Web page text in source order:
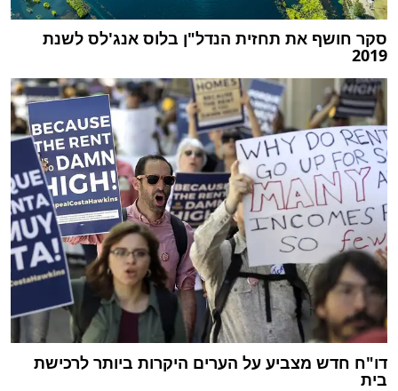
סקר חושף את תחזית הנדל"ן בלוס אנג'לס לשנת
2019
דו"ח חדש מצביע על הערים היקרות ביותר לרכישת
בית